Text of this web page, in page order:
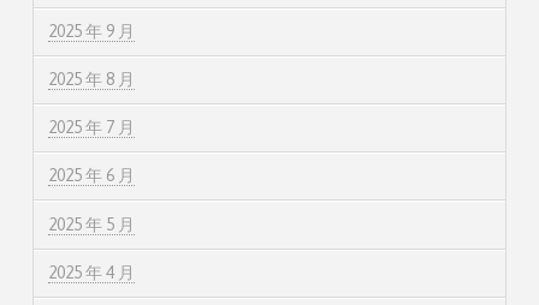
2025 年 9 月
2025 年 8 月
2025 年 7 月
2025 年 6 月
2025 年 5 月
2025 年 4 月